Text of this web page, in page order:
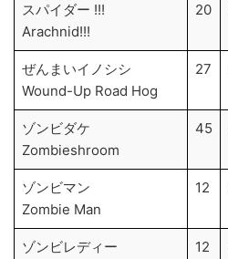
スパイダー !!!
Arachnid!!!
20
ぜんまいイノシシ
Wound-Up Road Hog
27
ゾンビダケ
Zombieshroom
45
ゾンビマン
Zombie Man
12
ゾンビレディー
12